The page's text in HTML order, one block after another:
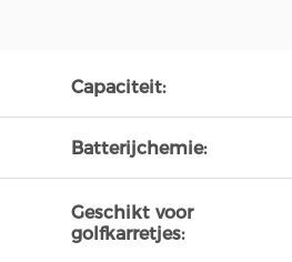
Capaciteit:
Batterijchemie:
Geschikt voor
golfkarretjes: